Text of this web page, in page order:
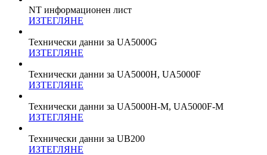
NT информационен лист
ИЗТЕГЛЯНЕ
Технически данни за UA5000G
ИЗТЕГЛЯНЕ
Технически данни за UA5000H, UA5000F
ИЗТЕГЛЯНЕ
Технически данни за UA5000H-M, UA5000F-M
ИЗТЕГЛЯНЕ
Технически данни за UB200
ИЗТЕГЛЯНЕ